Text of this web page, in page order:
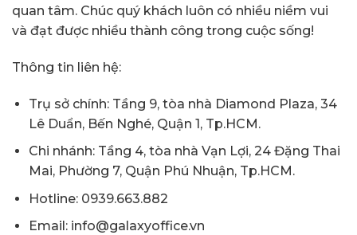
quan tâm. Chúc quý khách luôn có nhiều niềm vui
và đạt được nhiều thành công trong cuộc sống!
Thông tin liên hệ:
Trụ sở chính: Tầng 9, tòa nhà Diamond Plaza, 34
Lê Duẩn, Bến Nghé, Quận 1, Tp.HCM.
Chi nhánh: Tầng 4, tòa nhà Vạn Lợi, 24 Đặng Thai
Mai, Phường 7, Quận Phú Nhuận, Tp.HCM.
Hotline: 0939.663.882
Email: info@galaxyoffice.vn